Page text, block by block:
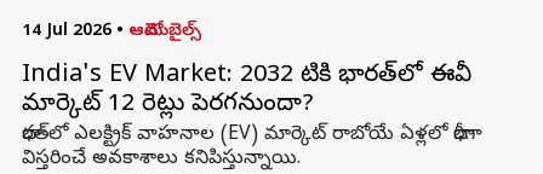
14 Jul 2026 • ఆటోమొబైల్స్
India's EV Market: 2032 నాటికి భారత్‌లో ఈవీ
మార్కెట్ 12 రెట్లు పెరగనుందా?
భారత్‌లో ఎలక్ట్రిక్ వాహనాల (EV) మార్కెట్ రాబోయే ఏళ్లలో భారీగా
విస్తరించే అవకాశాలు కనిపిస్తున్నాయి.